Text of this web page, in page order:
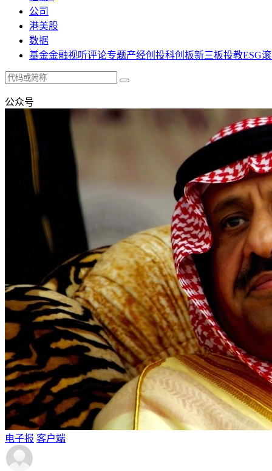
公司
港美股
数据
基金金融视听评论专题产经创投科创板新三板投教ESG
公众号
电子报 客户端